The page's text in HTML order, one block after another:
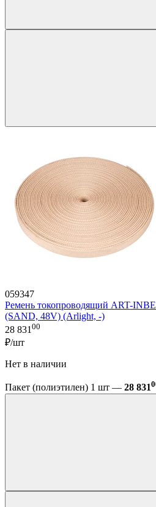
059347
Ремень токопроводящий ART-
(SAND, 48V) (Arlight, -)
28 831 00
₽/шт
Нет в наличии
Пакет (полиэтилен) 1 шт — 28 831